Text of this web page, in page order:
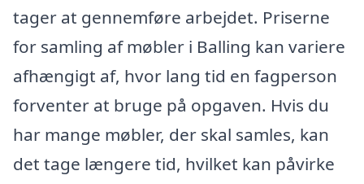
tager at gennemføre arbejdet. Priserne
for samling af møbler i Balling kan variere
afhængigt af, hvor lang tid en fagperson
forventer at bruge på opgaven. Hvis du
har mange møbler, der skal samles, kan
det tage længere tid, hvilket kan påvirke